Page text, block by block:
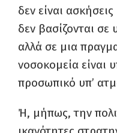
δεν είναι
δεν βασίζονται σε
αλλά σε μια
νοσοκομεία είναι
προσωπικό υπ’
Ή, μήπως, την